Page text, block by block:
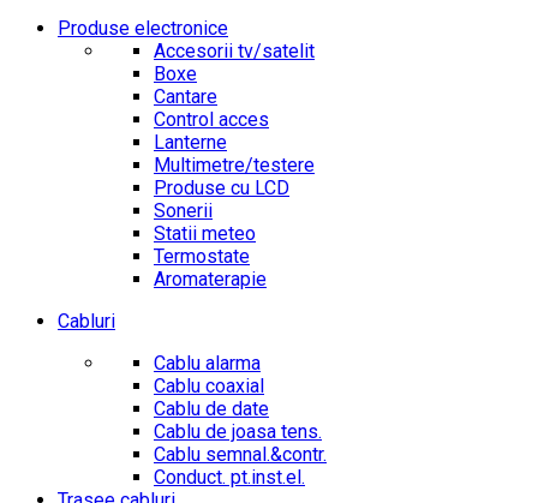
Produse electronice
Accesorii tv/satelit
Boxe
Cantare
Control acces
Lanterne
Multimetre/testere
Produse cu LCD
Sonerii
Statii meteo
Termostate
Aromaterapie
Cabluri
Cablu alarma
Cablu coaxial
Cablu de date
Cablu de joasa tens.
Cablu semnal.&contr.
Conduct. pt.inst.el.